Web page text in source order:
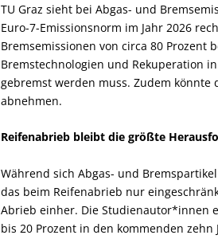
TU Graz sieht bei Abgas- und
Euro-7-Emissionsnorm im Jahr 2026
Bremsemissionen von circa 80 Prozent
Bremstechnologien und Rekuperation
gebremst werden muss. Zudem könnte
abnehmen.
Reifenabrieb bleibt die größte
Während sich Abgas- und
das beim Reifenabrieb nur
Abrieb einher. Die Studienautor*innen
bis 20 Prozent in den kommenden